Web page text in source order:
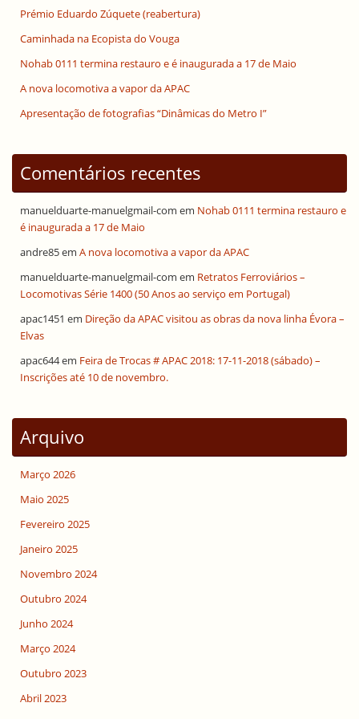
Prémio Eduardo Zúquete (reabertura)
Caminhada na Ecopista do Vouga
Nohab 0111 termina restauro e é inaugurada a 17 de Maio
A nova locomotiva a vapor da APAC
Apresentação de fotografias “Dinâmicas do Metro I”
Comentários recentes
manuelduarte-manuelgmail-com em Nohab 0111 termina restauro e
é inaugurada a 17 de Maio
andre85em A nova locomotiva a vapor da APAC
manuelduarte-manuelgmail-com em Retratos Ferroviários –
Locomotivas Série 1400 (50 Anos ao serviço em Portugal)
apac1451 em Direção da APAC visitou as obras da nova linha Évora –
Elvas
apac644em Feira de Trocas # APAC 2018: 17-11-2018 (sábado) –
Inscrições até 10 de novembro.
Arquivo
Março 2026
Maio 2025
Fevereiro 2025
Janeiro 2025
Novembro 2024
Outubro 2024
Junho 2024
Março 2024
Outubro 2023
Abril 2023